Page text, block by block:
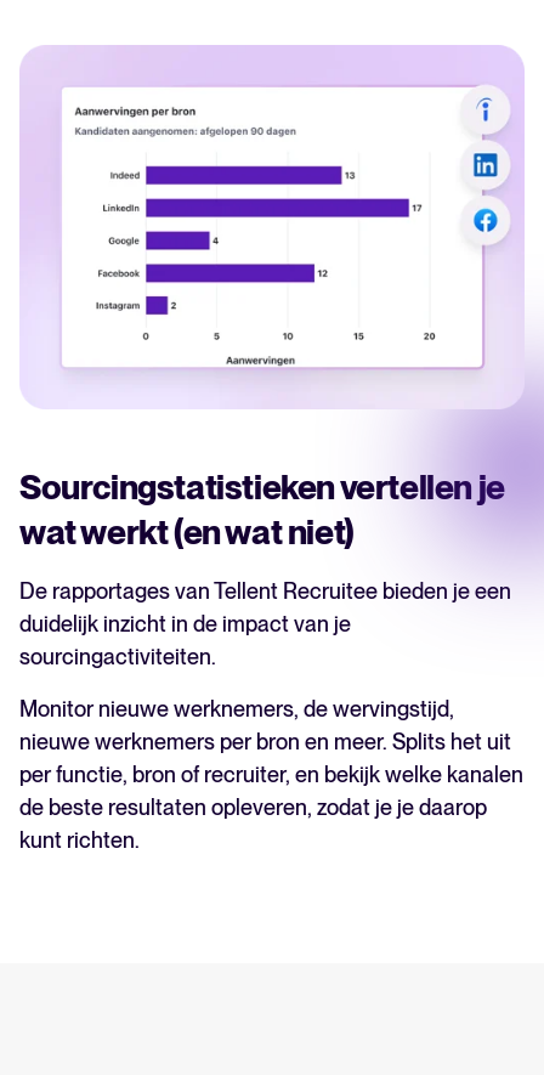
Sourcingstatistieken vertellen je
wat werkt (en wat niet)
De rapportages van Tellent Recruitee bieden je een
duidelijk inzicht in de impact van je
sourcingactiviteiten.
Monitor nieuwe werknemers, de wervingstijd,
nieuwe werknemers per bron en meer. Splits het uit
per functie, bron of recruiter, en bekijk welke kanalen
de beste resultaten opleveren, zodat je je daarop
kunt richten.